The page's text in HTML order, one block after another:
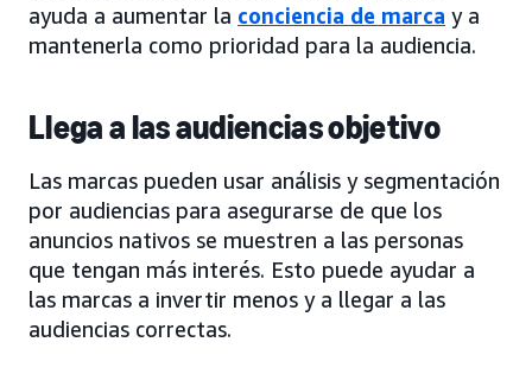
ayuda a aumentar la conciencia de marca y a
mantenerla como prioridad para la audiencia.
Llega a las audiencias objetivo
Las marcas pueden usar análisis y segmentación
por audiencias para asegurarse de que los
anuncios nativos se muestren a las personas
que tengan más interés. Esto puede ayudar a
las marcas a invertir menos y a llegar a las
audiencias correctas.